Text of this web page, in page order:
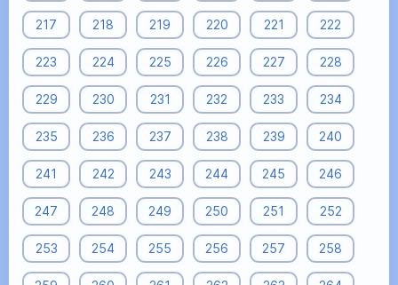
217 218 219 220 221 222
223 224 225 226 227 228
229 230 231 232 233 234
235 236 237 238 239 240
241 242 243 244 245 246
247 248 249 250 251 252
253 254 255 256 257 258